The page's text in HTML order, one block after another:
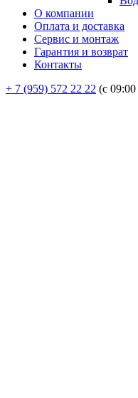
О компании
Оплата и доставка
Сервис и монтаж
Гарантия и возврат
Контакты
+ 7 (959) 572 22 22 (с